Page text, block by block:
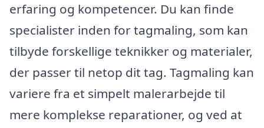
erfaring og kompetencer. Du kan finde
specialister inden for tagmaling, som kan
tilbyde forskellige teknikker og materialer,
der passer til netop dit tag. Tagmaling kan
variere fra et simpelt malerarbejde til
mere komplekse reparationer, og ved at